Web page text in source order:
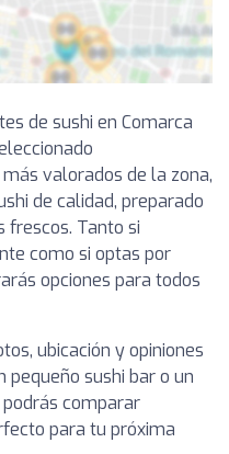
de sushi en Comarca
valorados de la zona,
de calidad, preparado
frescos. Tanto si
como si optas por
opciones para todos
ubicación y opiniones
pequeño sushi bar o un
comparar
para tu próxima